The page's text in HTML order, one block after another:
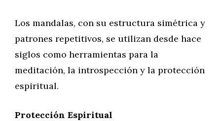
Los mandalas, con su estructura simétrica y
patrones repetitivos, se utilizan desde hace
siglos como herramientas para la
meditación, la introspección y la protección
espiritual.
Protección Espiritual